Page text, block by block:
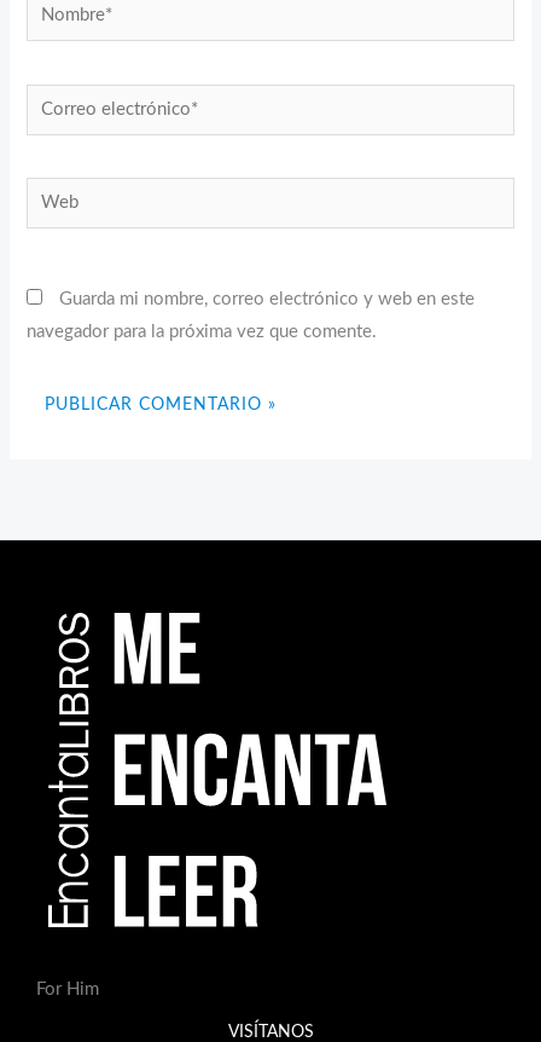
Nombre*
Correo
electrónico*
Web
Guarda mi nombre, correo electrónico y web en este
navegador para la próxima vez que comente.
For Him
VISÍTANOS